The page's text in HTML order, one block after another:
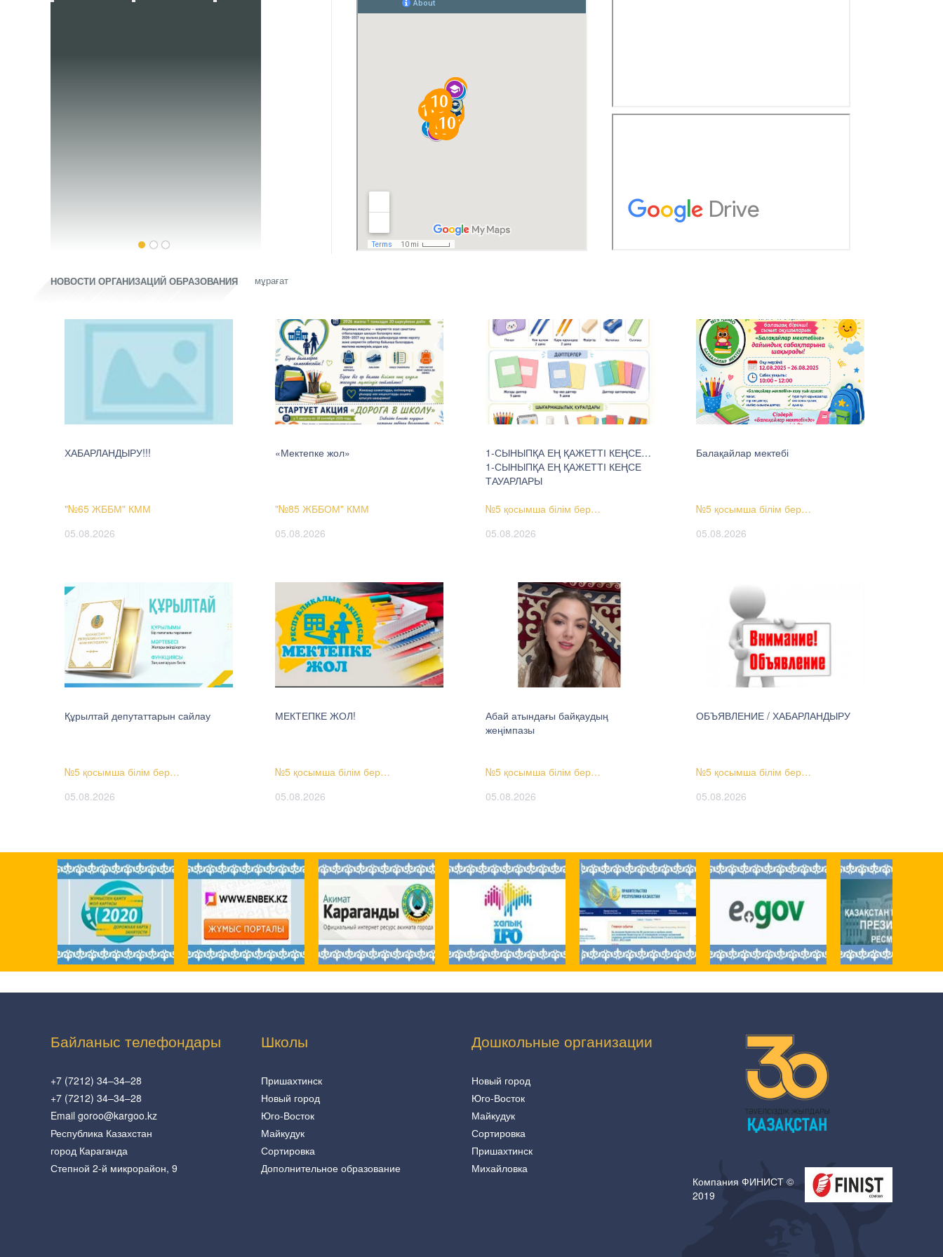
НОВОСТИ ОРГАНИЗАЦИЙ ОБРАЗОВАНИЯ мұрағат
ХАБАРЛАНДЫРУ!!!
"№65 ЖББМ" КММ
05.08.2026
«Мектепке жол»
"№85 ЖББОМ" КММ
05.08.2026
1-СЫНЫПҚА ЕҢ ҚАЖЕТТІ КЕҢСЕ…
1-СЫНЫПҚА ЕҢ ҚАЖЕТТІ КЕҢСЕ
ТАУАРЛАРЫ
№5 қосымша білім бер…
05.08.2026
Балақайлар мектебі
№5 қосымша білім бер…
05.08.2026
Құрылтай депутаттарын сайлау
№5 қосымша білім бер…
05.08.2026
МЕКТЕПКЕ ЖОЛ!
№5 қосымша білім бер…
05.08.2026
Абай атындағы байқаудың
жеңімпазы
№5 қосымша білім бер…
05.08.2026
ОБЪЯВЛЕНИЕ / ХАБАРЛАНДЫРУ
№5 қосымша білім бер…
05.08.2026
Байланыс телефондары
+7 (7212) 34–34–28
+7 (7212) 34–34–28
Email goroo@kargoo.kz
Республика Казахстан
город Караганда
Степной 2-й микрорайон, 9
Школы
Пришахтинск
Новый город
Юго-Восток
Майкудук
Сортировка
Дополнительное образование
Дошкольные организации
Новый город
Юго-Восток
Майкудук
Сортировка
Пришахтинск
Михайловка
Компания ФИНИСТ ©
2019